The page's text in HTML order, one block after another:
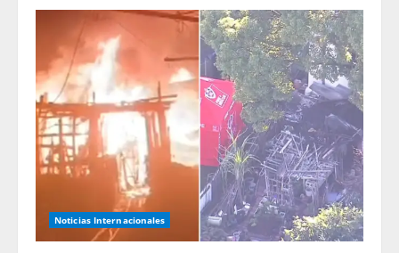
Noticias Internacionales